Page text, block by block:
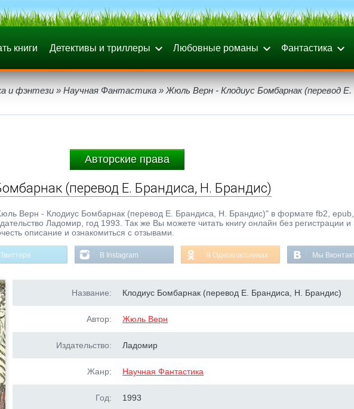
книги Детективы и триллеры Любовные романы Фантастика
и фэнтези » Научная Фантастика » Жюль Верн - Клодиус Бомбарнак (перевод Е.
Авторские права
(перевод Е. Брандиса, Н. Брандис)
Верн - Клодиус Бомбарнак (перевод Е. Брандиса, Н. Брандис)" в формате fb2, epub,
Ладомир, год 1993. Так же Вы можете читать книгу онлайн без регистрации и
описание и ознакомиться с отзывами.
В Instagram В Одноклассниках Мы
Название: Клодиус Бомбарнак (перевод Е. Брандиса, Н. Брандис)
Автор: Жюль Верн
Издательство: Ладомир
Жанр: Научная Фантастика
Год: 1993